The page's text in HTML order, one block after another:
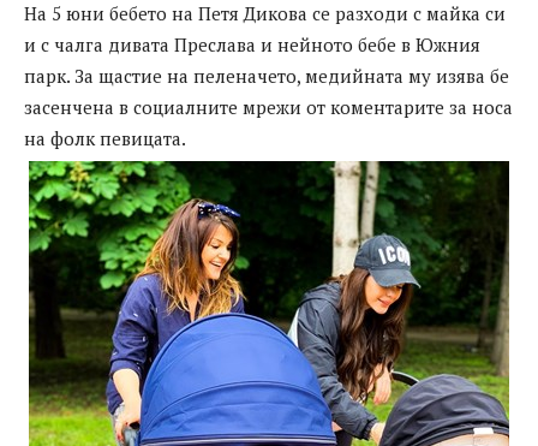
На 5 юни бебето на Петя Дикова се разходи с майка си
и с чалга дивата Преслава и нейното бебе в Южния
парк. За щастие на пеленачето, медийната му изява бе
засенчена в социалните мрежи от коментарите за носа
на фолк певицата.